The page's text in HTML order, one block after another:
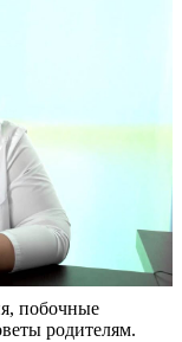
побочные
родителям.